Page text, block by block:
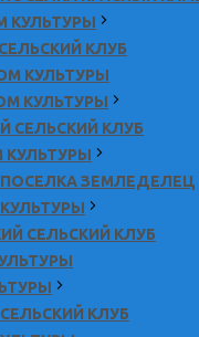
КУЛЬТУРЫ
КЛУБ
КУЛЬТУРЫ
КУЛЬТУРЫ
СЕЛЬСКИЙ КЛУБ
ПОСЕЛКА ЗЕМЛЕДЕЛЕЦ
СЕЛЬСКИЙ КЛУБ
КЛУБ